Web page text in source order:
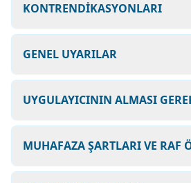
KONTRENDİKASYONLARI
GENEL UYARILAR
UYGULAYICININ ALMASI
MUHAFAZA ŞARTLARI VE RAF